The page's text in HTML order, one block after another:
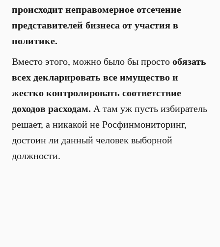
происходит неправомерное отсечение
представителей бизнеса от участия в
политике.
Вместо этого, можно было бы просто обязать
всех декларировать все имущество и
жестко контролировать соответствие
доходов расходам. А там уж пусть избиратель
решает, а никакой не Росфинмониторинг,
достоин ли данный человек выборной
должности.